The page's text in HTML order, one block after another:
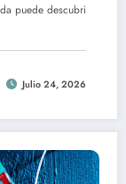
puede descubri
Julio 24, 2026